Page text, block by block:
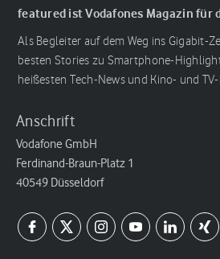
featured ist Vodafones Magazin
Als Begleiter auf dem Weg ins Gigabit-
besten Stories zu Smartphone-
heißesten Tech-News und Kino- und
Anschrift
Vodafone GmbH
Ferdinand-Braun-Platz 1
40549 Düsseldorf